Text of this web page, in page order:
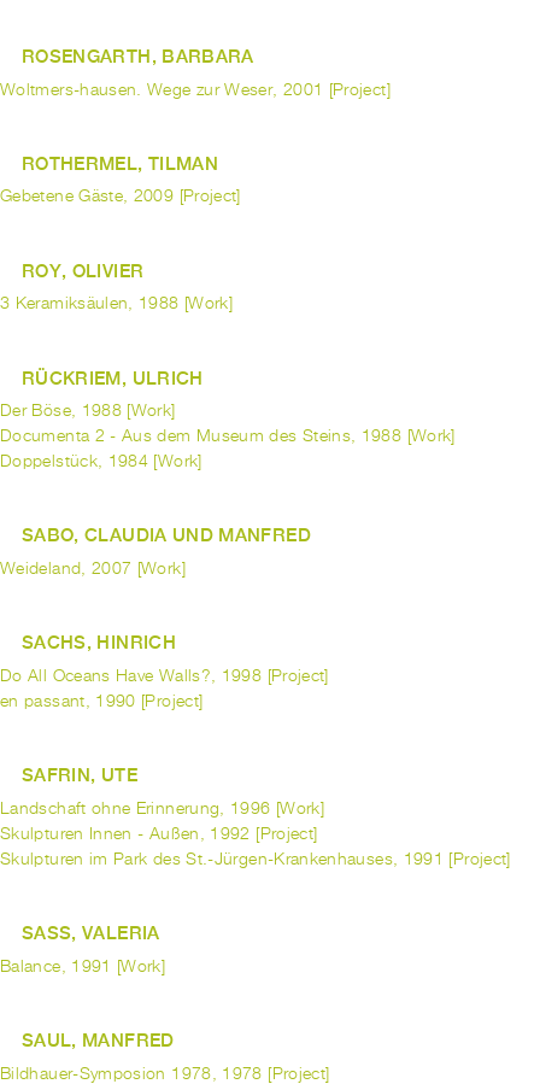
ROSENGARTH, BARBARA
Woltmers-hausen. Wege zur Weser, 2001 [Project]
ROTHERMEL, TILMAN
Gebetene Gäste, 2009 [Project]
ROY, OLIVIER
3 Keramiksäulen, 1988 [Work]
RÜCKRIEM, ULRICH
Der Böse, 1988 [Work]
Documenta 2 - Aus dem Museum des Steins, 1988 [Work]
Doppelstück, 1984 [Work]
SABO, CLAUDIA UND MANFRED
Weideland, 2007 [Work]
SACHS, HINRICH
Do All Oceans Have Walls?, 1998 [Project]
en passant, 1990 [Project]
SAFRIN, UTE
Landschaft ohne Erinnerung, 1996 [Work]
Skulpturen Innen - Außen, 1992 [Project]
Skulpturen im Park des St.-Jürgen-Krankenhauses, 1991 [Project]
SASS, VALERIA
Balance, 1991 [Work]
SAUL, MANFRED
Bildhauer-Symposion 1978, 1978 [Project]